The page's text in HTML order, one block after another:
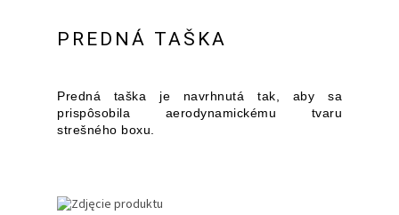
PREDNÁ TAŠKA
Predná taška je navrhnutá tak, aby sa
prispôsobila aerodynamickému tvaru
strešného boxu.